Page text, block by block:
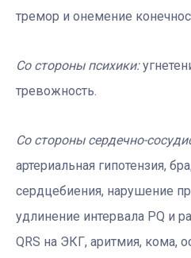
тремор и онемение
Со стороны психики:
тревожность.
Со стороны сердечно-
артериальная гипотензия,
сердцебиения, нарушение
удлинение интервала РQ и
QRS на ЭКГ, аритмия, кома,